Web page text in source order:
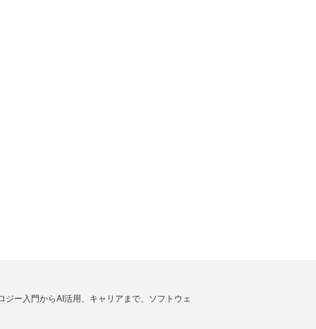
ー入門からAI活用、キャリアまで、ソフトウェ